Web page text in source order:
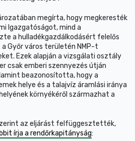
megírta, hogy megkeresték
Igazgatóságot, mind a
a hulladékgazdálkodásért felelős
Győr város területén NMP-t
Ezek alapján a vizsgálati osztály
csak emberi szennyezés útján
beazonosította, hogy a
helye és a talajvíz áramlási iránya
környékéről származhat a
az eljárást felfüggesztették,
írja a rendőrkapitányság: